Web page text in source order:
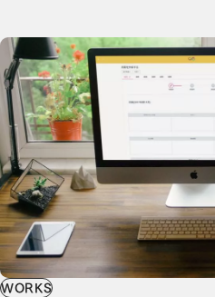
WORKS